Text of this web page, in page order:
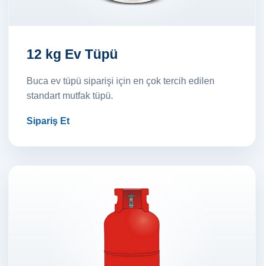
12 kg Ev Tüpü
Buca ev tüpü siparişi için en çok tercih edilen
standart mutfak tüpü.
Sipariş Et